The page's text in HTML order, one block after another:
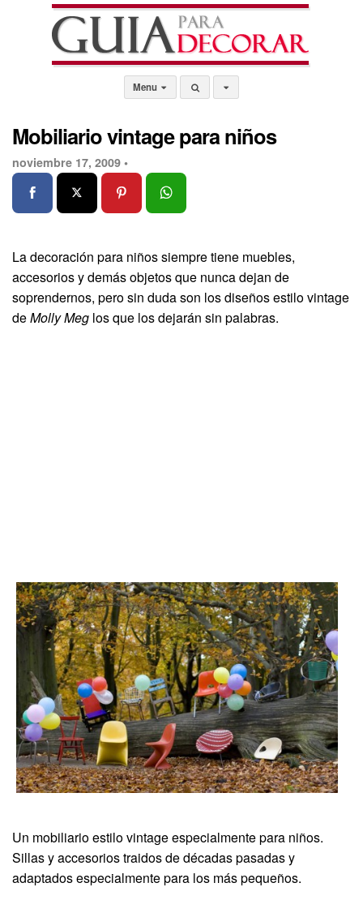
Menu
Mobiliario vintage para niños
noviembre 17, 2009 •
La decoración para niños siempre tiene muebles,
accesorios y demás objetos que nunca dejan de
soprendernos, pero sin duda son los diseños estilo vintage
deMolly Meg los que los dejarán sin palabras.
Un mobiliario estilo vintage especialmente para niños.
Sillas y accesorios traidos de décadas pasadas y
adaptados especialmente para los más pequeños.